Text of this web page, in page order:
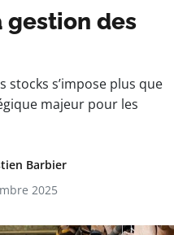
gestion des
stocks s’impose plus que
majeur pour les
Barbier
2025